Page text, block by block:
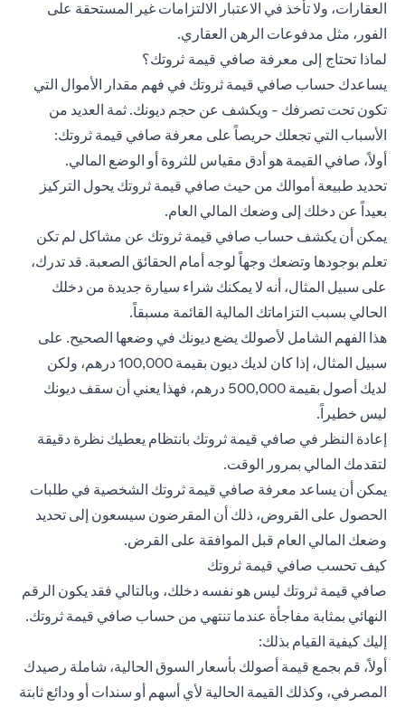
العقارات، ولا تأخذ في الاعتبار الالتزامات غير المستحقة على
الفور، مثل مدفوعات الرهن العقاري.
لماذا تحتاج إلى معرفة صافي قيمة ثروتك؟
يساعدك حساب صافي قيمة ثروتك في فهم مقدار الأموال التي
تكون تحت تصرفك - ويكشف عن حجم ديونك. ثمة العديد من
الأسباب التي تجعلك حريصاً على معرفة صافي قيمة ثروتك:
أولاً، صافي القيمة هو أدق مقياس للثروة أو الوضع المالي.
تحديد طبيعة أموالك من حيث صافي قيمة ثروتك يحول التركيز
بعيداً عن دخلك إلى وضعك المالي العام.
يمكن أن يكشف حساب صافي قيمة ثروتك عن مشاكل لم تكن
تعلم بوجودها وتضعك وجهاً لوجه أمام الحقائق الصعبة. قد تدرك،
على سبيل المثال، أنه لا يمكنك شراء سيارة جديدة من دخلك
الحالي بسبب التزاماتك المالية القائمة مسبقاً.
هذا الفهم الشامل لأصولك يضع ديونك في وضعها الصحيح. على
سبيل المثال، إذا كان لديك ديون بقيمة 100,000 درهم، ولكن
لديك أصول بقيمة 500,000 درهم، فهذا يعني أن سقف ديونك
ليس خطيراً.
إعادة النظر في صافي قيمة ثروتك بانتظام يعطيك نظرة دقيقة
لتقدمك المالي بمرور الوقت.
يمكن أن يساعد معرفة صافي قيمة ثروتك الشخصية في طلبات
الحصول على القروض، ذلك أن المقرضون سيسعون إلى تحديد
وضعك المالي العام قبل الموافقة على القرض.
كيف تحسب صافي قيمة ثروتك
صافي قيمة ثروتك ليس هو نفسه دخلك، وبالتالي فقد يكون الرقم
النهائي بمثابة مفاجأة عندما تنتهي من حساب صافي قيمة ثروتك.
إليك كيفية القيام بذلك:
أولاً، قم بجمع قيمة أصولك بأسعار السوق الحالية، شاملة رصيدك
المصرفي، وكذلك القيمة الحالية لأي أسهم أو سندات أو ودائع ثابتة